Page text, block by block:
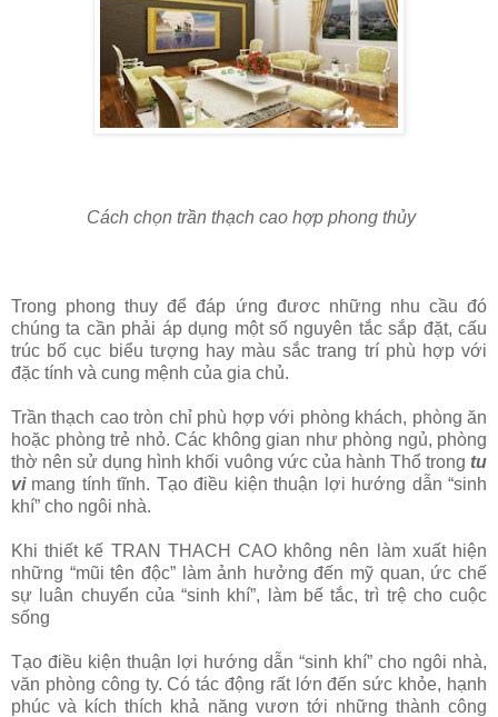
Cách chọn trần thạch cao hợp phong thủy
Trong phong thuy để đáp ứng đươc những nhu cầu đó
chúng ta cần phải áp dụng một số nguyên tắc sắp đặt, cấu
trúc bố cục biểu tượng hay màu sắc trang trí phù hợp với
đặc tính và cung mệnh của gia chủ.
Trần thạch cao tròn chỉ phù hợp với phòng khách, phòng ăn
hoặc phòng trẻ nhỏ. Các không gian như phòng ngủ, phòng
thờ nên sử dụng hình khối vuông vức của hành Thổ trong tu
vimang tính tĩnh. Tạo điều kiện thuận lợi hướng dẫn “sinh
khí” cho ngôi nhà.
Khi thiết kế TRAN THACH CAO không nên làm xuất hiện
những “mũi tên độc” làm ảnh hưởng đến mỹ quan, ức chế
sự luân chuyển của “sinh khí”, làm bế tắc, trì trệ cho cuộc
sống
Tạo điều kiện thuận lợi hướng dẫn “sinh khí” cho ngôi nhà,
văn phòng công ty. Có tác động rất lớn đến sức khỏe, hạnh
phúc và kích thích khả năng vươn tới những thành công